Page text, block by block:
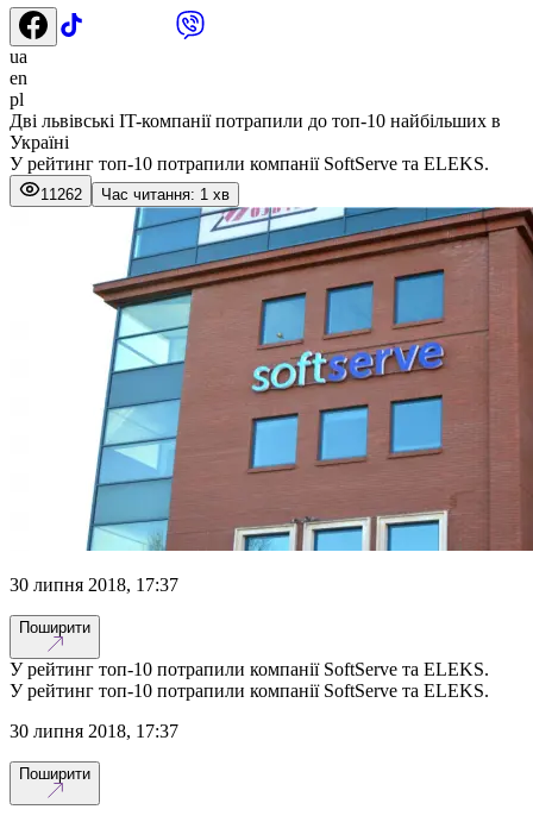
ua
en
pl
Дві львівські IT-компанії потрапили до топ-10 найбільших в
Україні
У рейтинг топ-10 потрапили компанії SoftServe та ELEKS.
11262 Час читання: 1 хв
30 липня 2018, 17:37
Поширити
У рейтинг топ-10 потрапили компанії SoftServe та ELEKS.
У рейтинг топ-10 потрапили компанії SoftServe та ELEKS.
30 липня 2018, 17:37
Поширити